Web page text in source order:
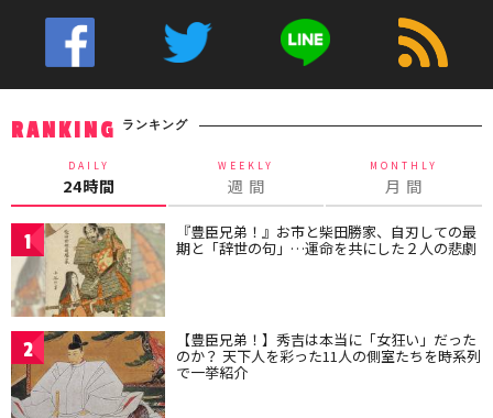
RANKING ランキング
DAILY
24時間
WEEKLY
週 間
MONTHLY
月 間
1 『豊臣兄弟！』お市と柴田勝家、自刃しての最
期と「辞世の句」…運命を共にした２人の悲劇
2 【豊臣兄弟！】秀吉は本当に「女狂い」だった
のか？ 天下人を彩った11人の側室たちを時系列
で一挙紹介